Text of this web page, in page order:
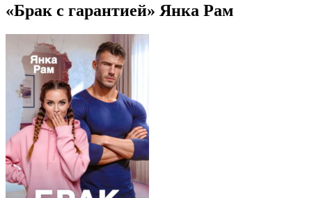
«Брак с гарантией» Янка Рам